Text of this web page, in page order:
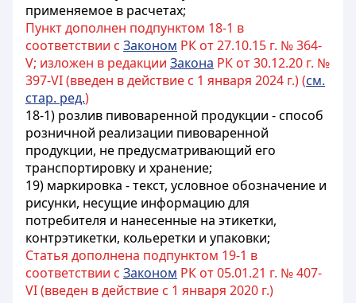
применяемое в расчетах;
Пункт дополнен подпунктом 18-1 в
соответствии с Законом РК от 27.10.15 г. № 364-
V; изложен в редакции Закона РК от 30.12.20 г. №
397-VI (введен в действие с 1 января 2024 г.) (см.
стар. ред.)
18-1) розлив пивоваренной продукции - способ
розничной реализации пивоваренной
продукции, не предусматривающий его
транспортировку и хранение;
19) маркировка - текст, условное обозначение и
рисунки, несущие информацию для
потребителя и нанесенные на этикетки,
контрэтикетки, кольеретки и упаковки;
Статья дополнена подпунктом 19-1 в
соответствии с Законом РК от 05.01.21 г. № 407-
VI (введен в действие с 1 января 2020 г.)